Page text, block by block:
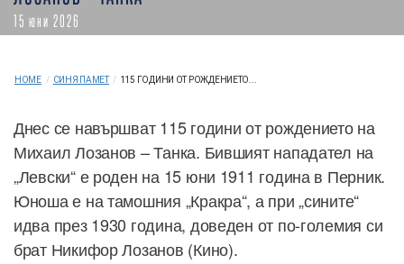
15 юни 2026
HOME / СИНЯ ПАМЕТ / 115 ГОДИНИ ОТ РОЖДЕНИЕТО...
Днес се навършват 115 години от рождението на
Михаил Лозанов – Танка. Бившият нападател на
„Левски“ е роден на 15 юни 1911 година в Перник.
Юноша е на тамошния „Кракра“, а при „сините“
идва през 1930 година, доведен от по-големия си
брат Никифор Лозанов (Кино).